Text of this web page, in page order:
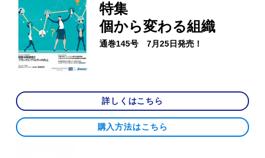
特集
個から変わる組織
通巻145号 7月25日発売！
詳しくはこちら
購入方法はこちら